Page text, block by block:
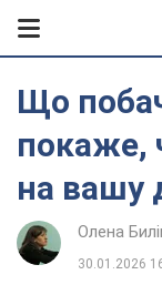
Що
покаже,
на вашу
Олена
30.01.2026